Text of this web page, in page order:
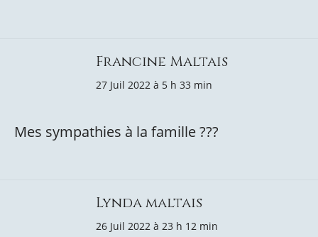
Francine Maltais
27 Juil 2022 à 5 h 33 min
Mes sympathies à la famille ???
Lynda maltais
26 Juil 2022 à 23 h 12 min